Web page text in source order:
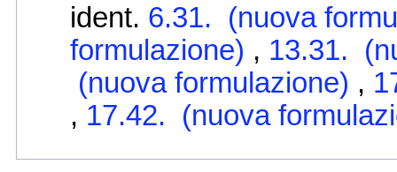
ident. 6.31. (nuova
formulazione) , 13.31.
(nuova formulazione) ,
, 17.42. (nuova